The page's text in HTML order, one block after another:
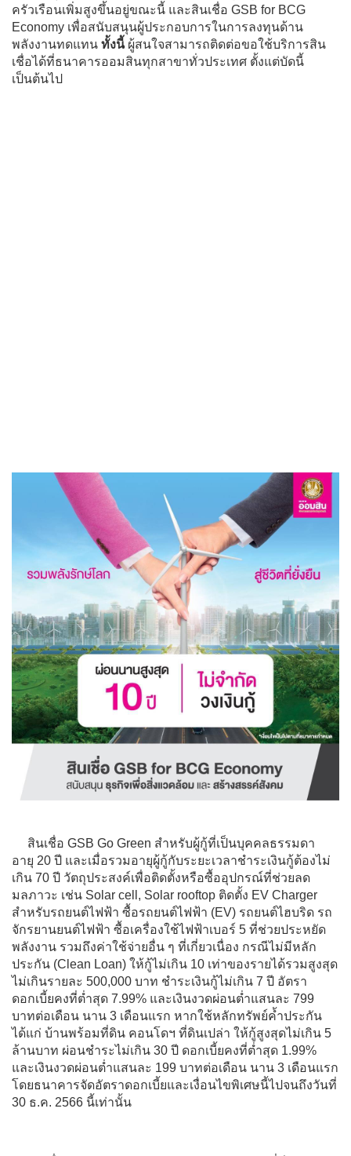
ครัวเรือนเพิ่มสูงขึ้นอยู่ขณะนี้ และสินเชื่อ GSB for BCG
Economy เพื่อสนับสนุนผู้ประกอบการในการลงทุนด้าน
พลังงานทดแทน ทั้งนี้ผู้สนใจสามารถติดต่อขอใช้บริการสิน
เชื่อได้ที่ธนาคารออมสินทุกสาขาทั่วประเทศ ตั้งแต่บัดนี้
เป็นต้นไป
สินเชื่อ GSB Go Green สำหรับผู้กู้ที่เป็นบุคคลธรรมดา
อายุ 20 ปี และเมื่อรวมอายุผู้กู้กับระยะเวลาชำระเงินกู้ต้องไม่
เกิน 70 ปี วัตถุประสงค์เพื่อติดตั้งหรือซื้ออุปกรณ์ที่ช่วยลด
มลภาวะ เช่น Solar cell, Solar rooftop ติดตั้ง EV Charger
สำหรับรถยนต์ไฟฟ้า ซื้อรถยนต์ไฟฟ้า (EV) รถยนต์ไฮบริด รถ
จักรยานยนต์ไฟฟ้า ซื้อเครื่องใช้ไฟฟ้าเบอร์ 5 ที่ช่วยประหยัด
พลังงาน รวมถึงค่าใช้จ่ายอื่น ๆ ที่เกี่ยวเนื่อง กรณีไม่มีหลัก
ประกัน (Clean Loan) ให้กู้ไม่เกิน 10 เท่าของรายได้รวมสูงสุด
ไม่เกินรายละ 500,000 บาท ชำระเงินกู้ไม่เกิน 7 ปี อัตรา
ดอกเบี้ยคงที่ต่ำสุด 7.99% และเงินงวดผ่อนต่ำแสนละ 799
บาทต่อเดือน นาน 3 เดือนแรก หากใช้หลักทรัพย์ค้ำประกัน
ได้แก่ บ้านพร้อมที่ดิน คอนโดฯ ที่ดินเปล่า ให้กู้สูงสุดไม่เกิน 5
ล้านบาท ผ่อนชำระไม่เกิน 30 ปี ดอกเบี้ยคงที่ต่ำสุด 1.99%
และเงินงวดผ่อนต่ำแสนละ 199 บาทต่อเดือน นาน 3 เดือนแรก
โดยธนาคารจัดอัตราดอกเบี้ยและเงื่อนไขพิเศษนี้ไปจนถึงวันที่
30 ธ.ค. 2566 นี้เท่านั้น